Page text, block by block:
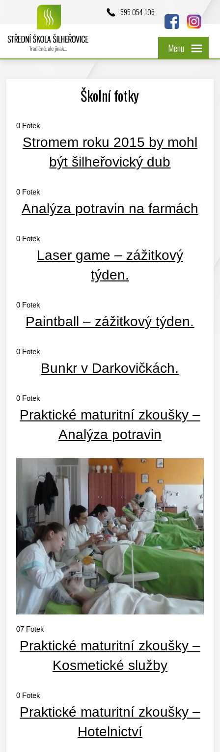
595 054 106
Menu
Školní fotky
0 Fotek
Stromem roku 2015 by mohl
být šilheřovický dub
0 Fotek
Analýza potravin na farmách
0 Fotek
Laser game – zážitkový
týden.
0 Fotek
Paintball – zážitkový týden.
0 Fotek
Bunkr v Darkovičkách.
0 Fotek
Praktické maturitní zkoušky –
Analýza potravin
07 Fotek
Praktické maturitní zkoušky –
Kosmetické služby
0 Fotek
Praktické maturitní zkoušky –
Hotelnictví